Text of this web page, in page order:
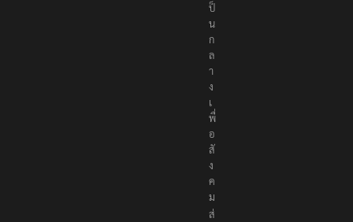
ป็
น
ก
ล
า
ง
เ
พื่
อ
สั
ง
ค
ม
ส่